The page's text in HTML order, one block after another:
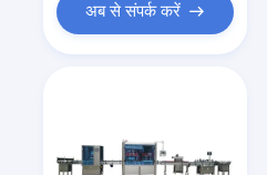
अब से संपर्क करें